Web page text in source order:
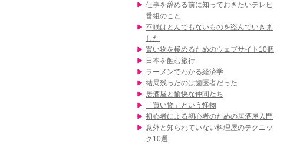
仕事を辞める前に知っておきたいテレビ
番組のこと
不眠はとんでもないものを盗んでいきま
した
買い物を極めるためのウェブサイト10個
日本を蝕む旅行
ラーメンでわかる経済学
結局残ったのは歯医者だった
居酒屋と愉快な仲間たち
「買い物」という怪物
初心者による初心者のための居酒屋入門
意外と知られていない料理屋のテクニッ
ク10選